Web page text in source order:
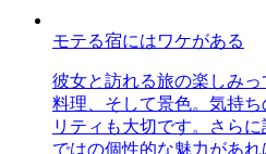
モテる宿にはワケがある
彼女と訪れる旅の楽しみ
料理、そして景色。気持
リティも大切です。さら
ではの個性的な魅力があ